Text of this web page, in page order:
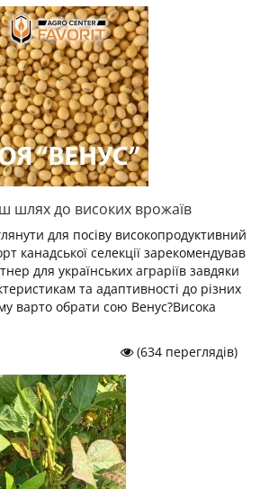
шлях до високих врожаїв
для посіву високопродуктивний
канадської селекції зарекомендував
для українських аграріїв завдяки
та адаптивності до різних
варто обрати сою Венус?Висока
(634 переглядів)